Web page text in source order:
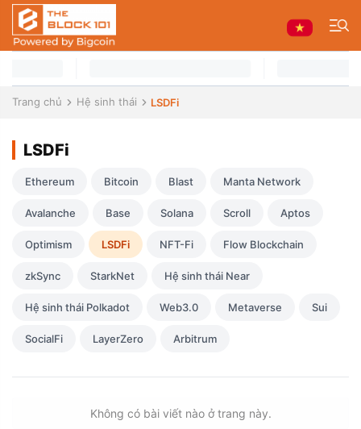
Trang chủ Hệ sinh thái LSDFi
LSDFi
Ethereum Bitcoin Blast Manta Network
Avalanche Base Solana Scroll Aptos
Optimism LSDFi NFT-Fi Flow Blockchain
zkSync StarkNet Hệ sinh thái Near
Hệ sinh thái Polkadot Web3.0 Metaverse Sui
SocialFi LayerZero Arbitrum
Không có bài viết nào ở trang này.